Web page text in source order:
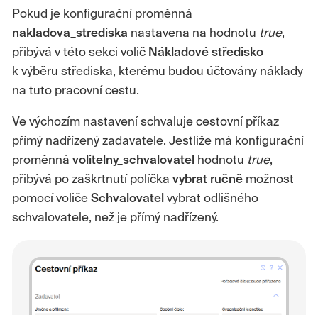
Pokud je konfigurační proměnná
nakladova_strediska nastavena na hodnotu true,
přibývá v této sekci volič Nákladové středisko
k výběru střediska, kterému budou účtovány náklady
na tuto pracovní cestu.
Ve výchozím nastavení schvaluje cestovní příkaz
přímý nadřízený zadavatele. Jestliže má konfigurační
proměnná volitelny_schvalovatel hodnotu true,
přibývá po zaškrtnutí políčka vybrat ručně možnost
pomocí voliče Schvalovatel vybrat odlišného
schvalovatele, než je přímý nadřízený.